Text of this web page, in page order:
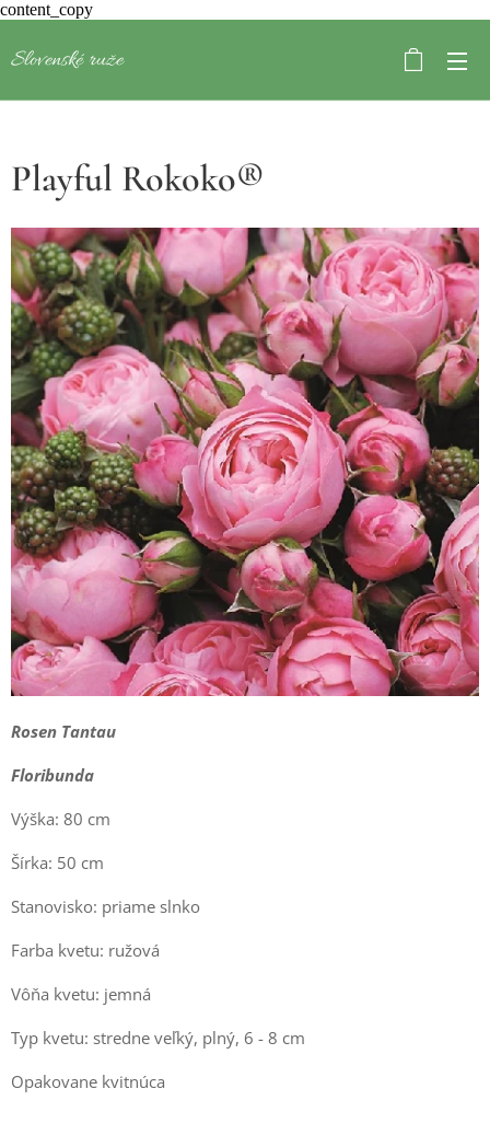
content_copy
Slovenské ruže
Playful Rokoko®
Rosen Tantau
Floribunda
Výška: 80 cm
Šírka: 50 cm
Stanovisko: priame slnko
Farba kvetu: ružová
Vôňa kvetu: jemná
Typ kvetu: stredne veľký, plný, 6 - 8 cm
Opakovane kvitnúca